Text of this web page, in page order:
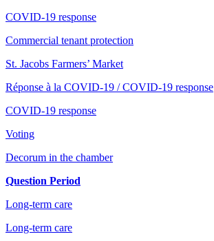
COVID-19 response
Commercial tenant protection
St. Jacobs Farmers’ Market
Réponse à la COVID-19 / COVID-19 response
COVID-19 response
Voting
Decorum in the chamber
Question Period
Long-term care
Long-term care